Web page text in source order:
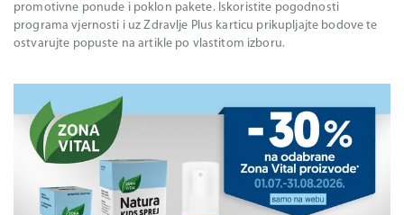
promotivne ponude i poklon pakete. Iskoristite pogodnosti
programa vjernosti i uz Zdravlje Plus karticu prikupljajte bodove te
ostvarujte popuste na artikle po vlastitom izboru.